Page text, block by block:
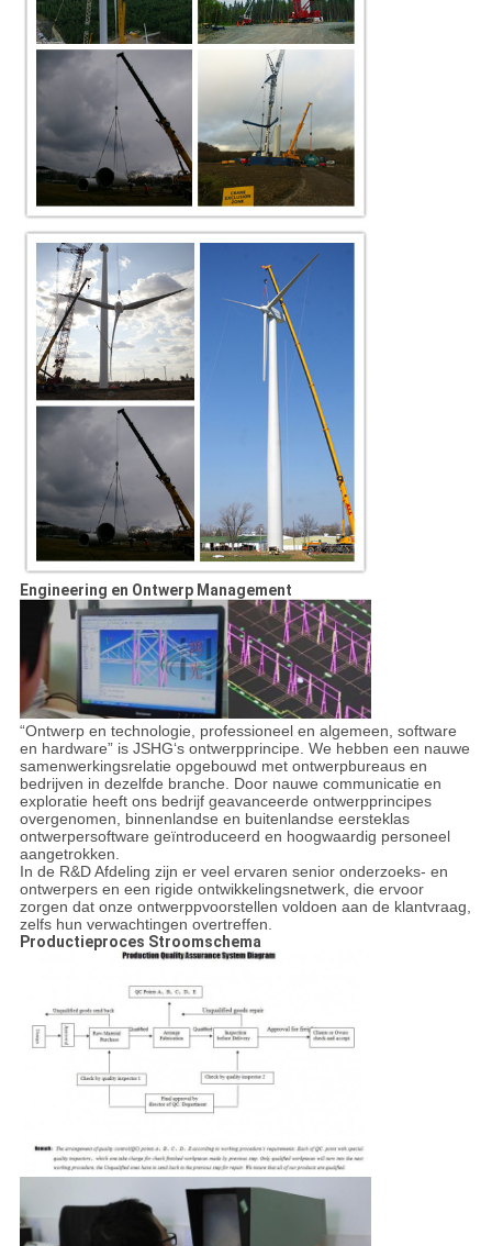
Engineering en Ontwerp Management
“Ontwerp en technologie, professioneel en algemeen, software
en hardware” is JSHG‘s ontwerpprincipe. We hebben een nauwe
samenwerkingsrelatie opgebouwd met ontwerpbureaus en
bedrijven in dezelfde branche. Door nauwe communicatie en
exploratie heeft ons bedrijf geavanceerde ontwerpprincipes
overgenomen, binnenlandse en buitenlandse eersteklas
ontwerpersoftware geïntroduceerd en hoogwaardig personeel
aangetrokken.
In de R&D Afdeling zijn er veel ervaren senior onderzoeks- en
ontwerpers en een rigide ontwikkelingsnetwerk, die ervoor
zorgen dat onze ontwerppvoorstellen voldoen aan de klantvraag,
zelfs hun verwachtingen overtreffen.
Productieproces Stroomschema